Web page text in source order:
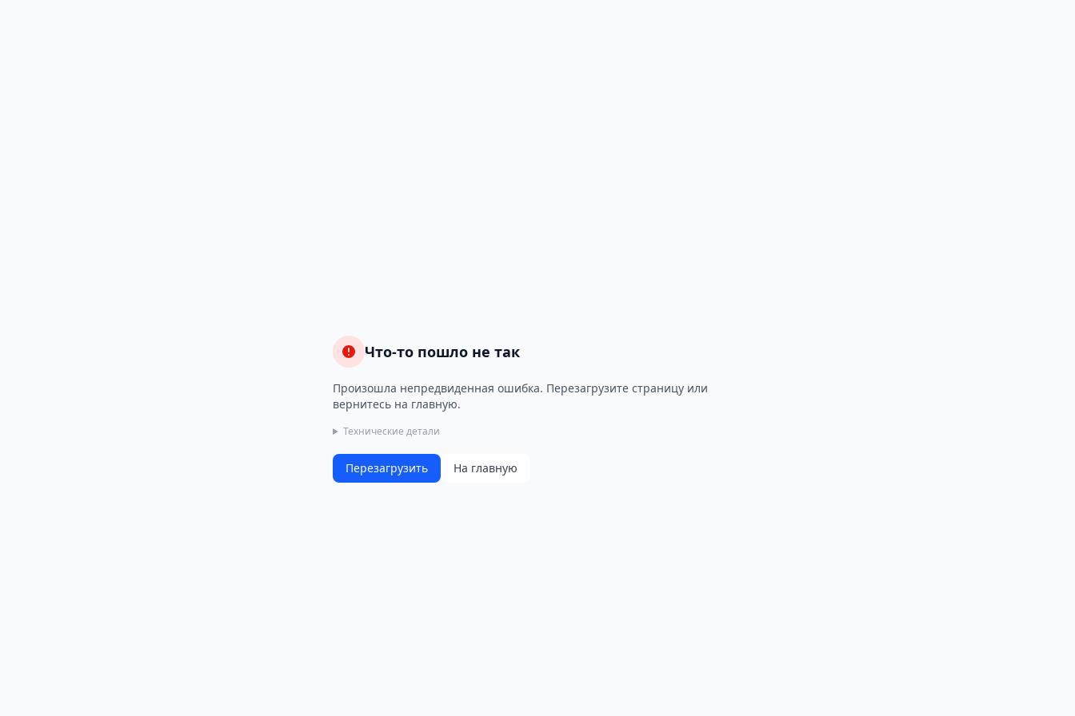
Что-то пошло не так
Произошла непредвиденная ошибка. Перезагрузите страницу или
вернитесь на главную.
Технические детали
Перезагрузить На главную